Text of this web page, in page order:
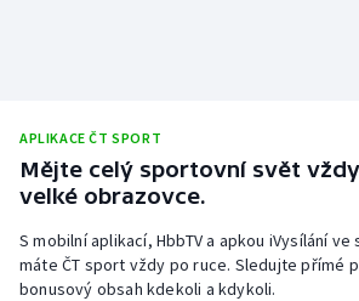
APLIKACE ČT SPORT
Mějte celý sportovní svět
velké obrazovce.
S mobilní aplikací, HbbTV a apkou iVysílání
máte ČT sport vždy po ruce. Sledujte přímé
bonusový obsah kdekoli a kdykoli.